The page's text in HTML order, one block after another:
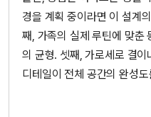
경을 계획 중이라면 이 설계
째, 가족의 실제 루틴에 맞춘
의 균형. 셋째, 가로세로 결
디테일이 전체 공간의 완성